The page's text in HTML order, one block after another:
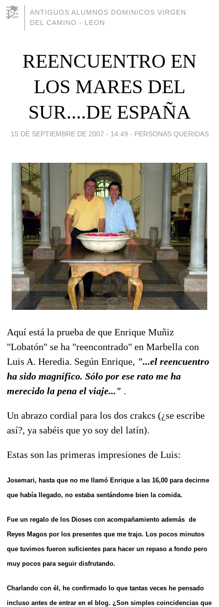
ANTIGUOS ALUMNOS DOMINICOS VIRGEN
DEL CAMINO - LEON
REENCUENTRO EN
LOS MARES DEL
SUR....DE ESPAÑA
15 DE SEPTIEMBRE DE 2007 - 14:49 - PERSONAS QUERIDAS
Aquí está la prueba de que Enrique Muñiz
"Lobatón" se ha "reencontrado" en Marbella con
Luis A. Heredia. Según Enrique, "...el reencuentro
ha sido magnífico. Sólo por ese rato me ha
merecido la pena el viaje..." .
Un abrazo cordial para los dos crakcs (¿se escribe
así?, ya sabéis que yo soy del latín).
Estas son las primeras impresiones de Luis:
Josemari, hasta que no me llamó Enrique a las 16,00 para decirme
que había llegado, no estaba sentándome bien la comida.
Fue un regalo de los Dioses con acompañamiento además de
Reyes Magos por los presentes que me trajo. Los pocos minutos
que tuvimos fueron suficientes para hacer un repaso a fondo pero
muy pocos para seguir disfrutando.
Charlando con él, he confirmado lo que tantas veces he pensado
incluso antes de entrar en el blog. ¿Son simples coincidencias que